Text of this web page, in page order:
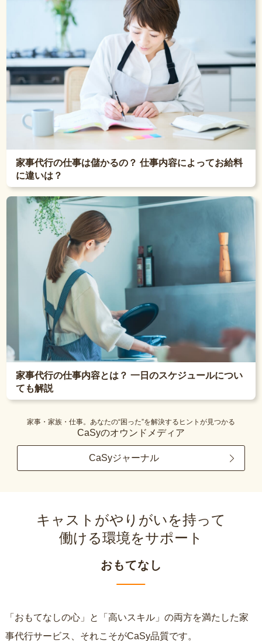
家事代行の仕事は儲かるの？ 仕事内容によってお給料
に違いは？
家事代行の仕事内容とは？ 一日のスケジュールについ
ても解説
家事・家族・仕事。あなたの“困った”を解決するヒントが見つかる
CaSyのオウンドメディア
CaSyジャーナル
キャストがやりがいを持って
働ける環境をサポート
おもてなし
「おもてなしの心」と「高いスキル」の両方を満たした家
事代行サービス、それこそがCaSy品質です。